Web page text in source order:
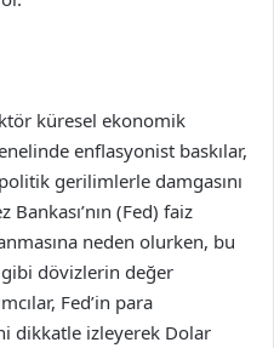
küresel ekonomik
enflasyonist baskılar,
gerilimlerle damgasını
(Fed) faiz
neden olurken, bu
dövizlerin değer
Fed’in para
dikkatle izleyerek Dolar